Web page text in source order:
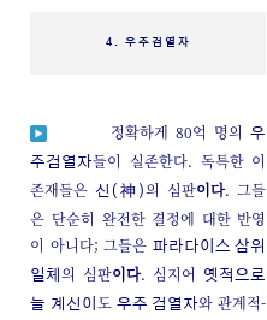
4. 우주검열자
정확하게 80억 명의우
주검열자들이 실존한다. 독특한 이
존재들은신(神)의 심판이다. 그들
은 단순히 완전한 결정에 대한 반영
이 아니다; 그들은 파라다이스 삼위
일체의 심판이다. 심지어
옛적으로
늘 계신이 도 우주 검열자와 관계적-